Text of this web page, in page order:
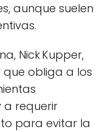
aunque suelen
Nick Kupper,
obliga a los
requerir
para evitar la